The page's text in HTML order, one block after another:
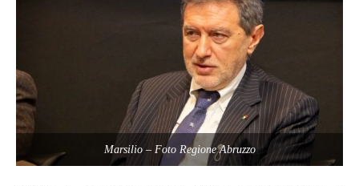
Marsilio – Foto Regione Abruzzo